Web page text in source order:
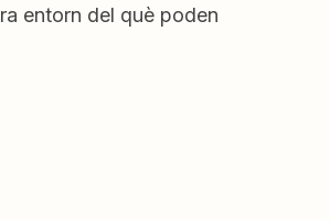
entorn del què poden